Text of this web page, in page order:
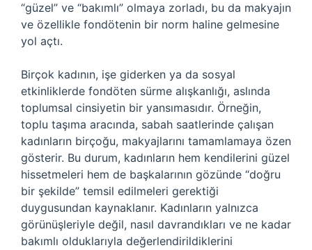
“güzel” ve “bakımlı” olmaya zorladı, bu da makyajın
ve özellikle fondötenin bir norm haline gelmesine
yol açtı.
Birçok kadının, işe giderken ya da sosyal
etkinliklerde fondöten sürme alışkanlığı, aslında
toplumsal cinsiyetin bir yansımasıdır. Örneğin,
toplu taşıma aracında, sabah saatlerinde çalışan
kadınların birçoğu, makyajlarını tamamlamaya özen
gösterir. Bu durum, kadınların hem kendilerini güzel
hissetmeleri hem de başkalarının gözünde “doğru
bir şekilde” temsil edilmeleri gerektiği
duygusundan kaynaklanır. Kadınların yalnızca
görünüşleriyle değil, nasıl davrandıkları ve ne kadar
bakımlı olduklarıyla değerlendirildiklerini